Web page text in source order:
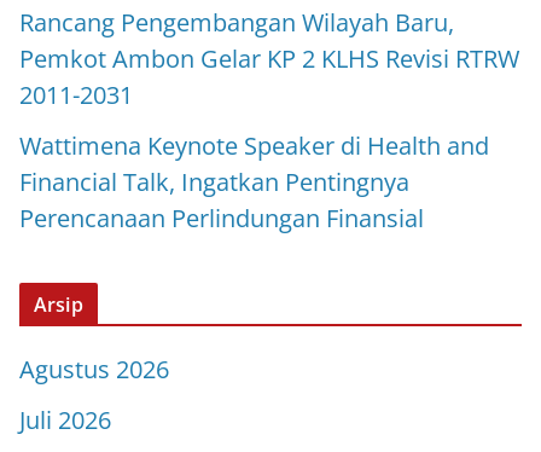
Rancang Pengembangan Wilayah Baru,
Pemkot Ambon Gelar KP 2 KLHS Revisi RTRW
2011-2031
Wattimena Keynote Speaker di Health and
Financial Talk, Ingatkan Pentingnya
Perencanaan Perlindungan Finansial
Arsip
Agustus 2026
Juli 2026